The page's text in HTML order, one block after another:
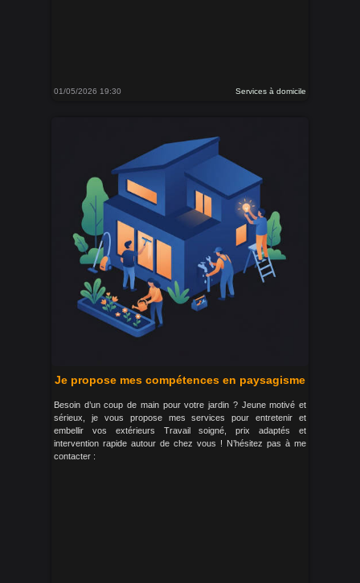
01/05/2026 19:30 Services à domicile
Je propose mes compétences en paysagisme
Besoin d’un coup de main pour votre jardin ? Jeune motivé et
sérieux, je vous propose mes services pour entretenir et
embellir vos extérieurs Travail soigné, prix adaptés et
intervention rapide autour de chez vous ! N’hésitez pas à me
contacter :